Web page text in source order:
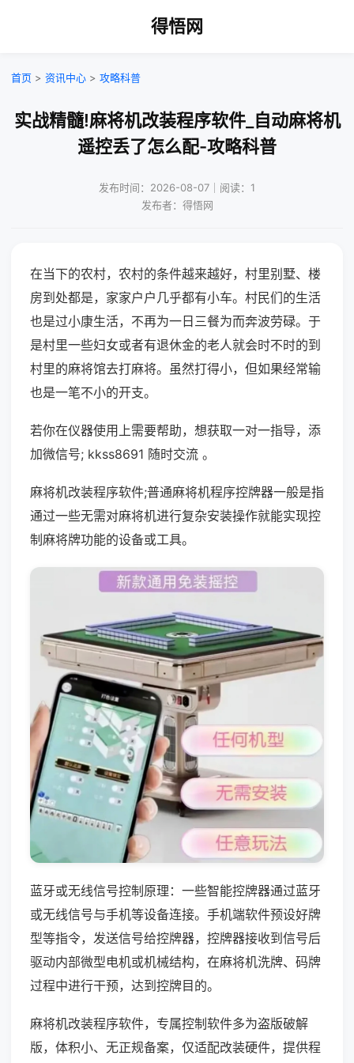
得悟网
首页 > 资讯中心 > 攻略科普
实战精髓!麻将机改装程序软件_自动麻将机
遥控丢了怎么配-攻略科普
发布时间：2026-08-07｜阅读：1
发布者：得悟网
在当下的农村，农村的条件越来越好，村里别墅、楼
房到处都是，家家户户几乎都有小车。村民们的生活
也是过小康生活，不再为一日三餐为而奔波劳碌。于
是村里一些妇女或者有退休金的老人就会时不时的到
村里的麻将馆去打麻将。虽然打得小，但如果经常输
也是一笔不小的开支。
若你在仪器使用上需要帮助，想获取一对一指导，添
加微信号; kkss8691 随时交流 。
麻将机改装程序软件;普通麻将机程序控牌器一般是指
通过一些无需对麻将机进行复杂安装操作就能实现控
制麻将牌功能的设备或工具。
蓝牙或无线信号控制原理：一些智能控牌器通过蓝牙
或无线信号与手机等设备连接。手机端软件预设好牌
型等指令，发送信号给控牌器，控牌器接收到信号后
驱动内部微型电机或机械结构，在麻将机洗牌、码牌
过程中进行干预，达到控牌目的。
麻将机改装程序软件，专属控制软件多为盗版破解
版，体积小、无正规备案，仅适配改装硬件，提供程